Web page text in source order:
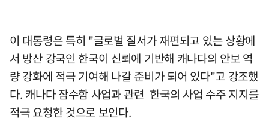
이 대통령은 특히 "글로벌 질서가 재편되고 있는 상황에
서 방산 강국인 한국이 신뢰에 기반해 캐나다의 안보 역
량 강화에 적극 기여해 나갈 준비가 되어 있다"고 강조했
다. 캐나다 잠수함 사업과 관련 한국의 사업 수주 지지를
적극 요청한 것으로 보인다.